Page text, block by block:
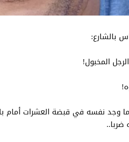
بالشارع:
المخبول!
وجد نفسه في قبضة العشرات أمام